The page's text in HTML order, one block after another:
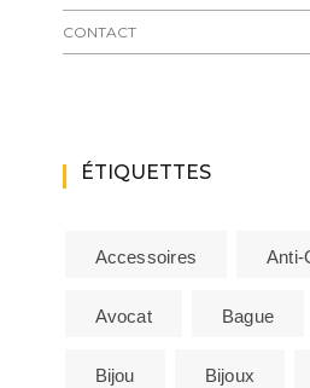
CONTACT
ÉTIQUETTES
Accessoires Anti-
Avocat Bague
Bijou Bijoux